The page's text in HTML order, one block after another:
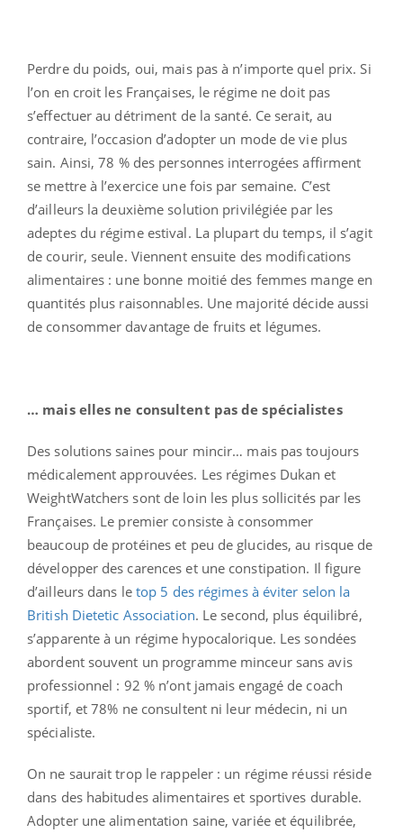
Perdre du poids, oui, mais pas à n’importe quel prix. Si
l’on en croit les Françaises, le régime ne doit pas
s’effectuer au détriment de la santé. Ce serait, au
contraire, l’occasion d’adopter un mode de vie plus
sain. Ainsi, 78 % des personnes interrogées affirment
se mettre à l’exercice une fois par semaine. C’est
d’ailleurs la deuxième solution privilégiée par les
adeptes du régime estival. La plupart du temps, il s’agit
de courir, seule. Viennent ensuite des modifications
alimentaires : une bonne moitié des femmes mange en
quantités plus raisonnables. Une majorité décide aussi
de consommer davantage de fruits et légumes.
… mais elles ne consultent pas de spécialistes
Des solutions saines pour mincir… mais pas toujours
médicalement approuvées. Les régimes Dukan et
WeightWatchers sont de loin les plus sollicités par les
Françaises. Le premier consiste à consommer
beaucoup de protéines et peu de glucides, au risque de
développer des carences et une constipation. Il figure
d’ailleurs dans le top 5 des régimes à éviter selon la
British Dietetic Association. Le second, plus équilibré,
s’apparente à un régime hypocalorique. Les sondées
abordent souvent un programme minceur sans avis
professionnel : 92 % n’ont jamais engagé de coach
sportif, et 78% ne consultent ni leur médecin, ni un
spécialiste.
On ne saurait trop le rappeler : un régime réussi réside
dans des habitudes alimentaires et sportives durable.
Adopter une alimentation saine, variée et équilibrée,